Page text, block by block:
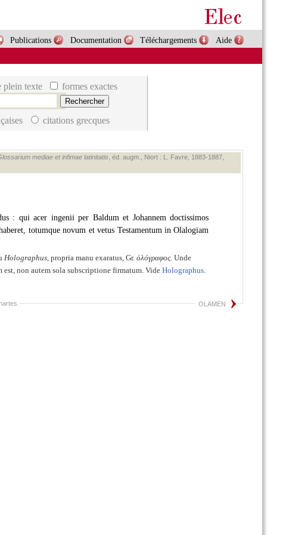
Aide
Téléchargements
Documentation
Publications
plein texte formes exactes
citations grecques
mediae et infimae latinitatis , éd. augm., Niort : L. Favre, 1883‑1887,
: qui acer ingenii per Baldum et Johannem doctissimos
totumque novum et vetus Testamentum in Olalogiam
Holographus, propria manu exaratus, Gr. ὁλόγραφος. Unde
non autem sola subscriptione firmatum. Vide Holographus.
OLAMEN
.